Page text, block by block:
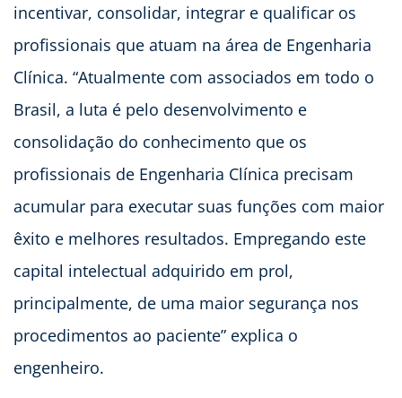
incentivar, consolidar, integrar e qualificar os
profissionais que atuam na área de Engenharia
Clínica. “Atualmente com associados em todo o
Brasil, a luta é pelo desenvolvimento e
consolidação do conhecimento que os
profissionais de Engenharia Clínica precisam
acumular para executar suas funções com maior
êxito e melhores resultados. Empregando este
capital intelectual adquirido em prol,
principalmente, de uma maior segurança nos
procedimentos ao paciente” explica o
engenheiro.